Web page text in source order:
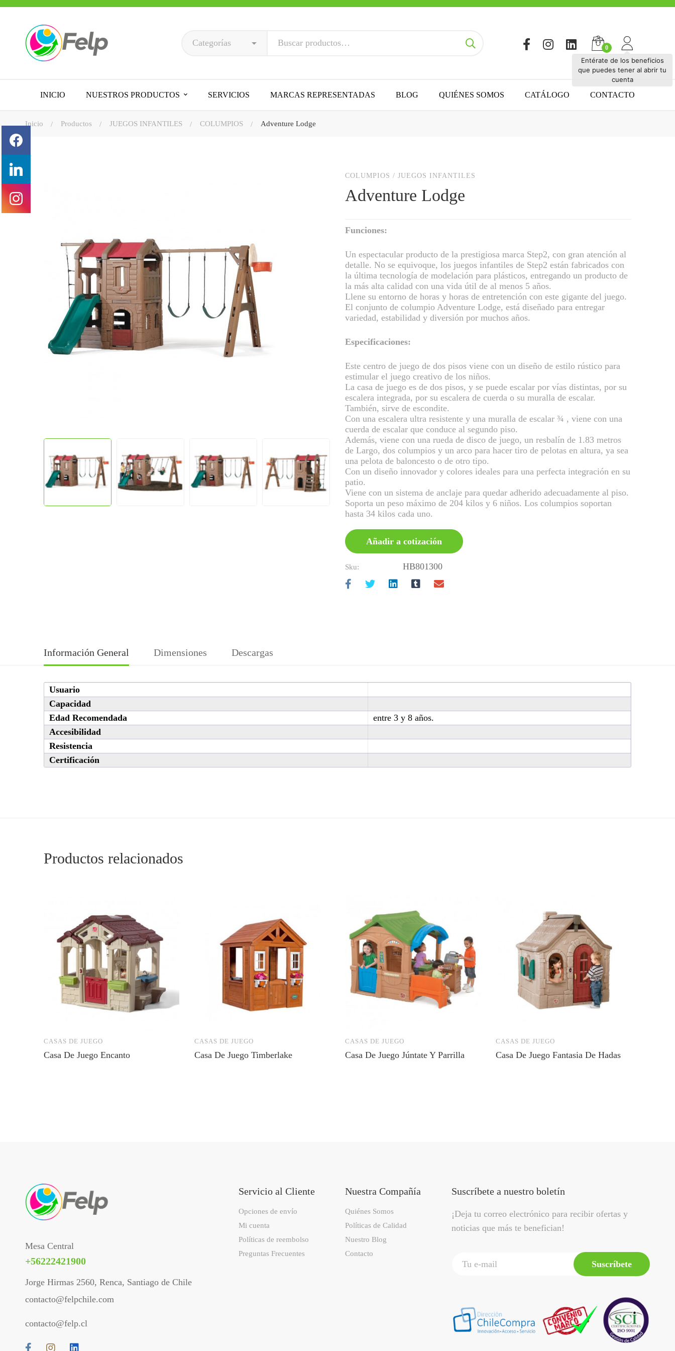
INICIO NUESTROS PRODUCTOS SERVICIOS MARCAS REPRESENTADAS BLOG QUIÉNES SOMOS CATÁLOGO CONTACTO
Inicio Productos JUEGOS INFANTILES COLUMPIOS Adventure Lodge
COLUMPIOS / JUEGOS INFANTILES
Adventure Lodge
Funciones:
Un espectacular producto de la prestigiosa marca Step2, con gran atención al
detalle. No se equivoque, los juegos infantiles de Step2 están fabricados con
la última tecnología de modelación para plásticos, entregando un producto de
la más alta calidad con una vida útil de al menos 5 años.
Llene su entorno de horas y horas de entretención con este gigante del juego.
El conjunto de columpio Adventure Lodge, está diseñado para entregar
variedad, estabilidad y diversión por muchos años.
Especificaciones:
Este centro de juego de dos pisos viene con un diseño de estilo rústico para
estimular el juego creativo de los niños.
La casa de juego es de dos pisos, y se puede escalar por vías distintas, por su
escalera integrada, por su escalera de cuerda o su muralla de escalar.
También, sirve de escondite.
Con una escalera ultra resistente y una muralla de escalar ¾ , viene con una
cuerda de escalar que conduce al segundo piso.
Además, viene con una rueda de disco de juego, un resbalín de 1.83 metros
de Largo, dos columpios y un arco para hacer tiro de pelotas en altura, ya sea
una pelota de baloncesto o de otro tipo.
Con un diseño innovador y colores ideales para una perfecta integración en su
patio.
Viene con un sistema de anclaje para quedar adherido adecuadamente al piso.
Soporta un peso máximo de 204 kilos y 6 niños. Los columpios soportan
hasta 34 kilos cada uno.
Añadir a cotización
Sku: HB801300
Información General Dimensiones Descargas
Usuario
Capacidad
Edad Recomendada
entre 3 y 8 años.
Accesibilidad
Resistencia
Certificación
Productos relacionados
CASAS DE JUEGO
Casa De Juego Encanto
CASAS DE JUEGO
Casa De Juego Timberlake
CASAS DE JUEGO
Casa De Juego Júntate Y Parrilla
CASAS DE JUEGO
Casa De Juego Fantasia De Hadas
Mesa Central
+56222421900
Jorge Hirmas 2560, Renca, Santiago de Chile
contacto@felpchile.com
contacto@felp.cl
Servicio al Cliente
Opciones de envío
Mi cuenta
Políticas de reembolso
Preguntas Frecuentes
Nuestra Compañía
Quiénes Somos
Políticas de Calidad
Nuestro Blog
Contacto
Suscríbete a nuestro boletín
¡Deja tu correo electrónico para recibir ofertas y
noticias que más te benefician!
Suscríbete
Entérate de los beneficios
que puedes tener al abrir tu
cuenta